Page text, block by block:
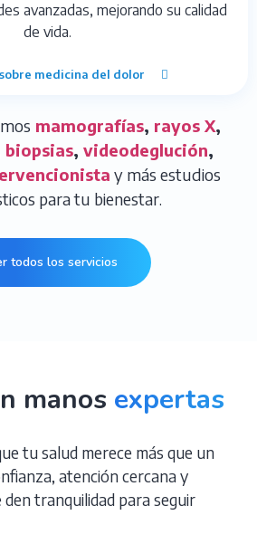
avanzadas, mejorando su calidad
de vida.
medicina del dolor
mamografías, rayos X,
biopsias, videodeglución,
y más estudios
para tu bienestar.
todos los servicios
manos expertas
tu salud merece más que un
atención cercana y
tranquilidad para seguir